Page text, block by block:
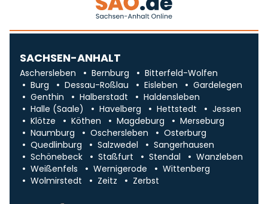
SACHSEN-ANHALT
Aschersleben Bernburg
Bitterfeld-Wolfen
Burg
Dessau-Roßlau Eisleben
Gardelegen
Genthin
Halberstadt
Haldensleben
Halle (Saale)
Havelberg Hettstedt
Jessen
Klötze
Köthen Magdeburg
Merseburg
Naumburg
Oschersleben
Osterburg
Quedlinburg
Salzwedel
Sangerhausen
Schönebeck
Staßfurt Stendal
Wanzleben
Weißenfels
Wernigerode
Wittenberg
Wolmirstedt
Zeitz Zerbst